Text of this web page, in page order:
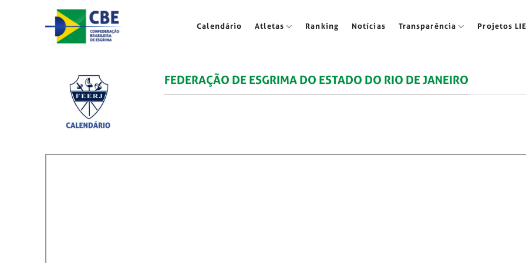
Calendário Atletas Ranking Notícias Transparência Projetos LIE
FEDERAÇÃO DE ESGRIMA DO ESTADO DO RIO DE JANEIRO